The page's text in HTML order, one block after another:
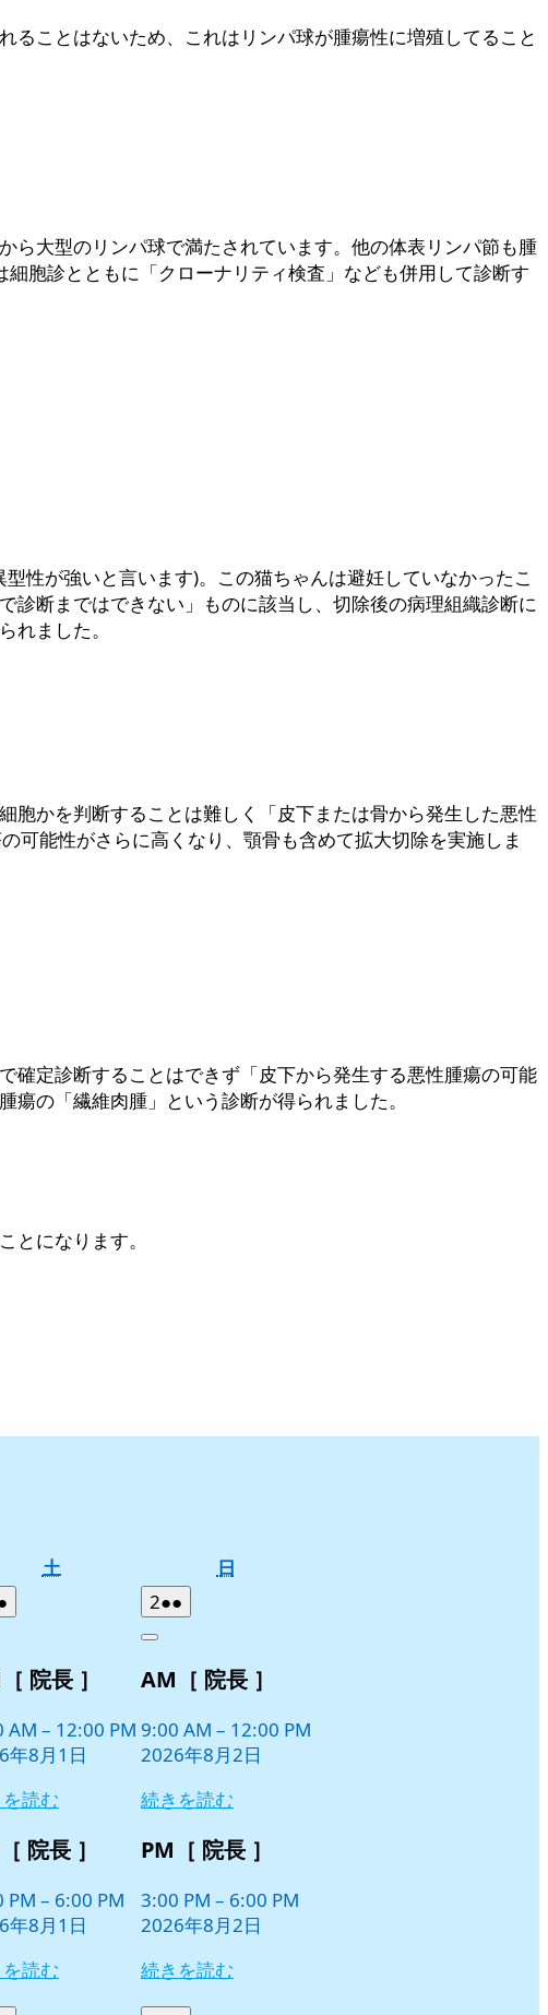
ことはないため、これはリンパ球が腫瘍性に増殖してること
ら大型のリンパ球で満たされています。他の体表リンパ節も腫
胞診とともに「クローナリティ検査」なども併用して診断す
性が強いと言います)。この猫ちゃんは避妊していなかったこ
診断まではできない」ものに該当し、切除後の病理組織診断に
れました。
胞かを判断することは難しく「皮下または骨から発生した悪性
可能性がさらに高くなり、顎骨も含めて拡大切除を実施しま
確定診断することはできず「皮下から発生する悪性腫瘍の可能
の「繊維肉腫」という診断が得られました。
になります。
土土
日
件
イ
ン
ト)
院長 ］
AM – 12:00 PM
年8月1日
読む
院長 ］
PM – 6:00 PM
年8月1日
読む
22026
年
月
日
●●
件
イ
ン
ト)
Close
AM［ 院長 ］
9:00 AM – 12:00 PM
2026年8月2日
続きを読む
PM［ 院長 ］
3:00 PM – 6:00 PM
2026年8月2日
続きを読む